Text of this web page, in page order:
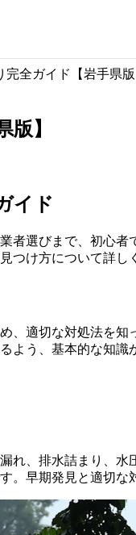
全ガイド【岩手県版
】
イド
者選びまで、初心
つけ方について詳し
、適切な対処法を
う、基本的な知
れ、排水詰まり、
早期発見と適切な